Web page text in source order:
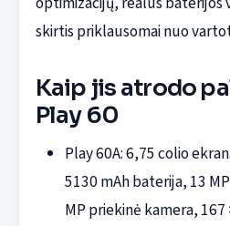
skirtis priklausomai nuo
Kaip jis atrodo
Play 60
Play 60A: 6,75 colio
5130 mAh baterija, 13
MP priekinė kamera, 167